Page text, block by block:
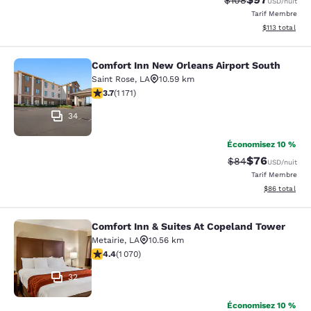
Tarif Membre
Afficher les
$113 total
Comfort Inn New Orleans Airport
34
Comfort Inn New Orleans Airport South
Saint Rose, LA
10.59 km
3.7 étoiles. Bien. 1171 commentaires
3.7(1 171)
Économisez 10 %
Tarif barré :
$84Tarif réduit :
$76USD/nuit
Tarif Membre
Afficher les
$86 total
Comfort Inn & Suites At Copeland
32
Comfort Inn & Suites At Copeland Tower
Metairie, LA
10.56 km
4.38 étoiles. Excellent. 1070 commentaires
4.4(1 070)
Économisez 10 %